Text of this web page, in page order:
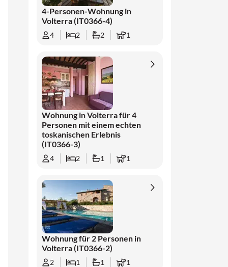
Cecina oder Bibbona fahren, etwa 55 km
entfernt.
4-Personen-Wohnung in
Volterra (IT0366-4)
4 2 2 1
Wohnung in Volterra für 4
Personen mit einem echten
toskanischen Erlebnis
(IT0366-3)
4 2 1 1
Wohnung für 2 Personen in
Volterra (IT0366-2)
2 1 1 1